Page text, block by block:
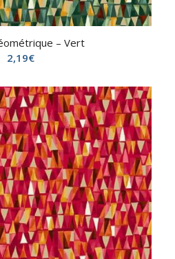
– Vert
2,19€